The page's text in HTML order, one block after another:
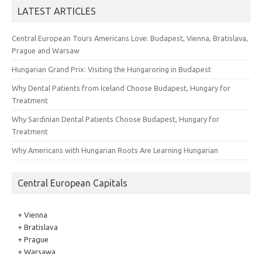
LATEST ARTICLES
Central European Tours Americans Love: Budapest, Vienna, Bratislava,
Prague and Warsaw
Hungarian Grand Prix: Visiting the Hungaroring in Budapest
Why Dental Patients from Iceland Choose Budapest, Hungary for
Treatment
Why Sardinian Dental Patients Choose Budapest, Hungary for
Treatment
Why Americans with Hungarian Roots Are Learning Hungarian
Central European Capitals
+ Vienna
+ Bratislava
+ Prague
+ Warsawa